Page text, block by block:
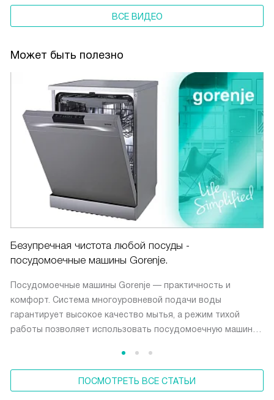
ВСЕ ВИДЕО
Может быть полезно
Безупречная чистота любой посуды -
посудомоечные машины Gorenje.
Посудомоечные машины Gorenje — практичность и
комфорт. Система многоуровневой подачи воды
гарантирует высокое качество мытья, а режим тихой
работы позволяет использовать посудомоечную машину
ПОСМОТРЕТЬ ВСЕ СТАТЬИ